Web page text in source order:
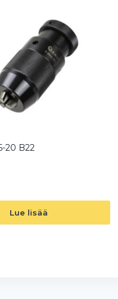
20 B22
Lue lisää